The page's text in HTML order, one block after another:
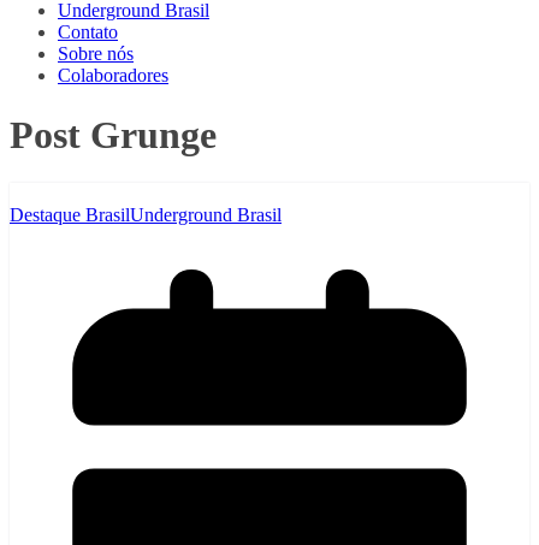
Underground Brasil
Contato
Sobre nós
Colaboradores
Post Grunge
Destaque BrasilUnderground Brasil